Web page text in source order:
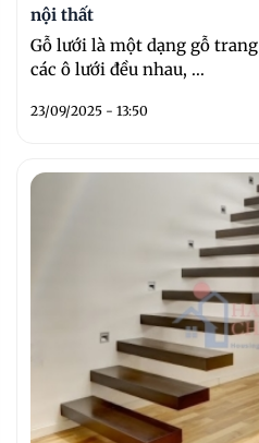
nội thất
Gỗ lưới là một dạng gỗ
các ô lưới đều nhau, ...
23/09/2025 - 13:50